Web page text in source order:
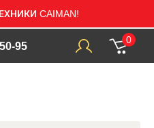
CAIMAN!
95
0